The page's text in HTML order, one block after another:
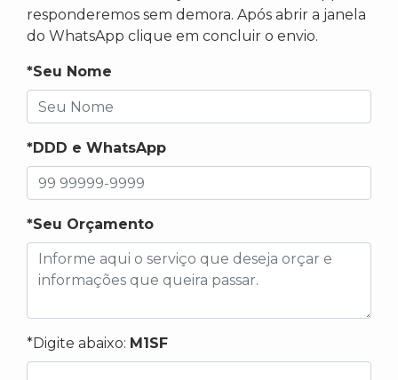
responderemos sem demora. Após abrir a janela
do WhatsApp clique em concluir o envio.
*Seu Nome
*DDD e WhatsApp
*Seu Orçamento
*Digite abaixo: M1SF